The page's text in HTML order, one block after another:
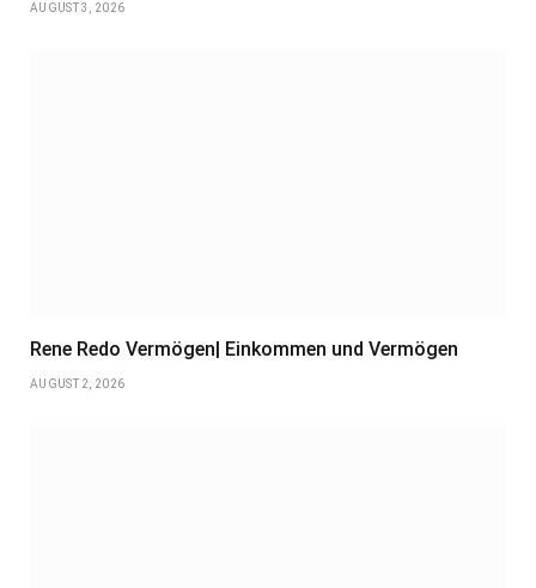
AUGUST 3, 2026
Rene Redo Vermögen| Einkommen und Vermögen
AUGUST 2, 2026